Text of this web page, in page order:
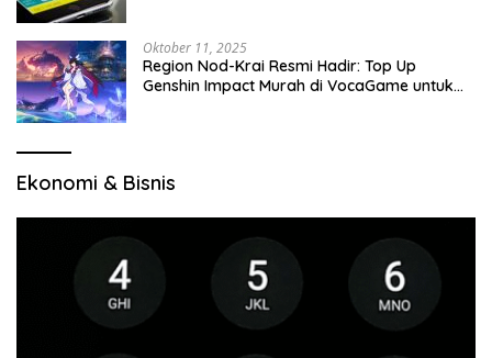
Oktober 11, 2025
Region Nod-Krai Resmi Hadir: Top Up
Genshin Impact Murah di VocaGame untuk
Ekonomi & Bisnis